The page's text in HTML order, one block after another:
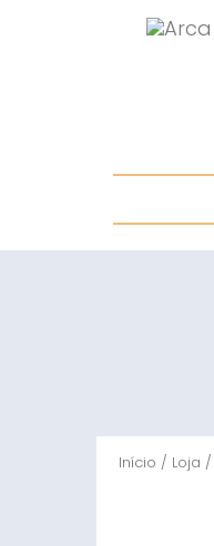
Início / Loja /